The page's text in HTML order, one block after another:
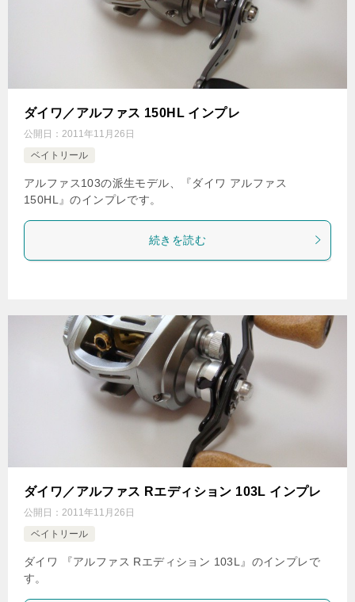
ダイワ／アルファス 150HL インプレ
公開日： 2011年11月26日
ベイトリール
アルファス103の派生モデル、『ダイワ アルファス
150HL』のインプレです。
続きを読む
ダイワ／アルファス Rエディション 103L インプレ
公開日： 2011年11月26日
ベイトリール
ダイワ 『アルファス Rエディション 103L』のインプレで
す。